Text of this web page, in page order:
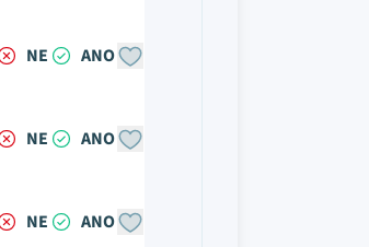
NE ANO
NE ANO
NE ANO